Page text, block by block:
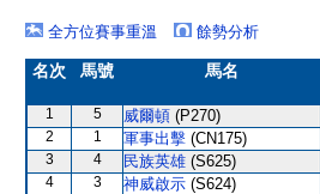
全方位賽事重溫
餘勢分析
名次 馬號 馬名
1 5 威爾頓 (P270)
2
1 軍事出擊 (CN175)
3
4 民族英雄 (S625)
4
3 神威啟示 (S624)